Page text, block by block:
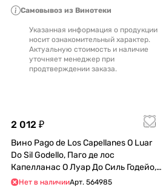
Самовывоз из Винотеки
Указанная информация о продукции
носит ознакомительный характер.
Актуальную стоимость и наличие
уточняет менеджер при
продтверждении заказа.
2 012 ₽
Вино Pago de Los Capellanes O Luar
Do Sil Godello, Паго де лос
Капелланас О Луар До Силь Годейо,
2016 750 мл
Нет в наличииАрт. 564985